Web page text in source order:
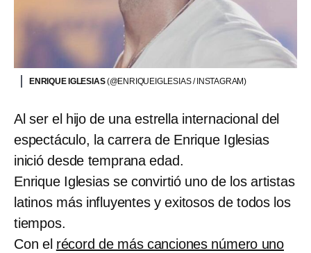
ENRIQUE IGLESIAS(@ENRIQUEIGLESIAS / INSTAGRAM)
Al ser el hijo de una estrella internacional del
espectáculo, la carrera de Enrique Iglesias
inició desde temprana edad.
Enrique Iglesias se convirtió uno de los artistas
latinos más influyentes y exitosos de todos los
tiempos.
Con el récord de más canciones número uno